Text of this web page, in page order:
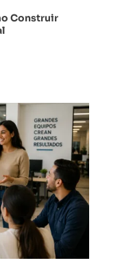
Construir